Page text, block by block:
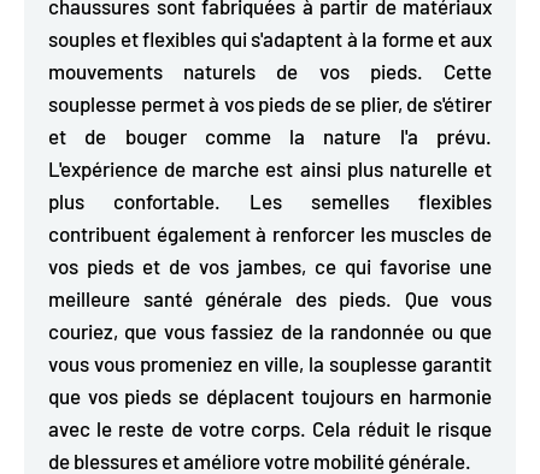
chaussures sont fabriquées à partir de matériaux
souples et flexibles qui s'adaptent à la forme et aux
mouvements naturels de vos pieds. Cette
souplesse permet à vos pieds de se plier, de s'étirer
et de bouger comme la nature l'a prévu.
L'expérience de marche est ainsi plus naturelle et
plus confortable. Les semelles flexibles
contribuent également à renforcer les muscles de
vos pieds et de vos jambes, ce qui favorise une
meilleure santé générale des pieds. Que vous
couriez, que vous fassiez de la randonnée ou que
vous vous promeniez en ville, la souplesse garantit
que vos pieds se déplacent toujours en harmonie
avec le reste de votre corps. Cela réduit le risque
de blessures et améliore votre mobilité générale.